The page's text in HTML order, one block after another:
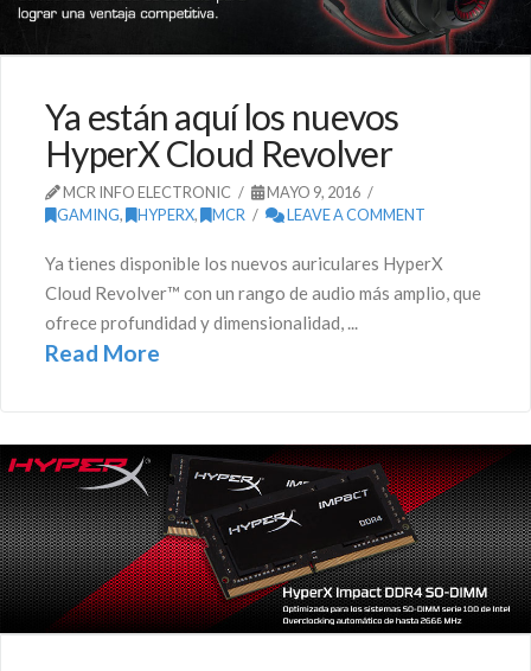
Ya están aquí los nuevos
HyperX Cloud Revolver
MCR INFO ELECTRONIC
MAYO 9, 2016
GAMING, HYPERX, MCR LEAVE A COMMENT
Ya tienes disponible los nuevos auriculares HyperX
Cloud Revolver™ con un rango de audio más amplio, que
ofrece profundidad y dimensionalidad, ...
Read More